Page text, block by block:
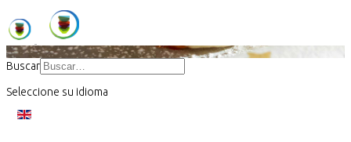
Buscar
Seleccione su idioma